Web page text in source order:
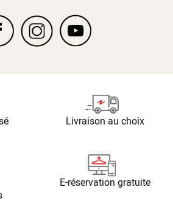
Livraison au choix
E-réservation gratuite